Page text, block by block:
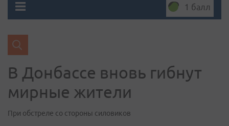
1 балл
В Донбассе вновь гибнут
мирные жители
При обстреле со стороны силовиков